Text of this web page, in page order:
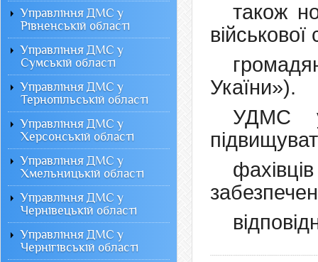
також
Укаїни»).
УДМС у
Управління ДМС у
Рівненській області
Управління ДМС у
Сумській області
Управління ДМС у
Тернопільській області
Управління ДМС у
Херсонській області
Управління ДМС у
Хмельницькій області
Управління ДМС у
Чернівецькій області
Управління ДМС у
Чернігівській області